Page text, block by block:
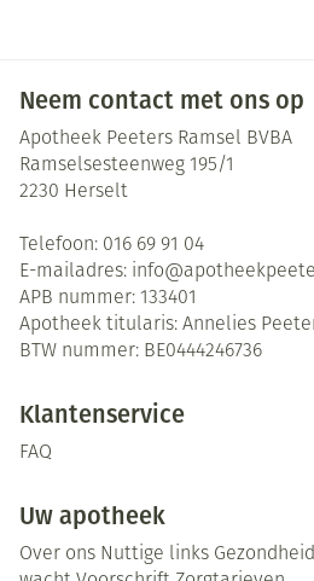
Neem contact met ons op
Apotheek Peeters Ramsel BVBA
Ramselsesteenweg 195/1
2230 Herselt
Telefoon: 016 69 91 04
E-mailadres: info@
APB nummer: 133401
Apotheek titularis: Annelies
BTW nummer: BE0444246736
Klantenservice
FAQ
Uw apotheek
Over ons Nuttige links